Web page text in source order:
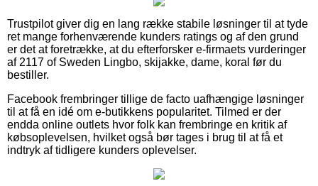
Trustpilot giver dig en lang række stabile løsninger til at tyde
ret mange forhenværende kunders ratings og af den grund
er det at foretrække, at du efterforsker e-firmaets vurderinger
af 2117 of Sweden Lingbo, skijakke, dame, koral før du
bestiller.
Facebook frembringer tillige de facto uafhængige løsninger
til at få en idé om e-butikkens popularitet. Tilmed er der
endda online outlets hvor folk kan frembringe en kritik af
købsoplevelsen, hvilket også bør tages i brug til at få et
indtryk af tidligere kunders oplevelser.